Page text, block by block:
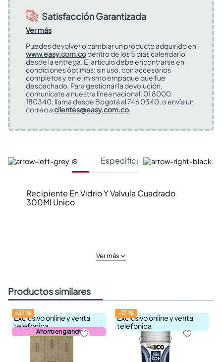
Satisfacción Garantizada
Ver más
Puedes devolver o cambiar un producto adquirido en
www.easy.com.codentro de los 5 días calendario
desde la entrega. El artículo debe encontrarse en
condiciones óptimas: sin uso, con accesorios
completos y en el mismo empaque que fue
despachado. Para gestionar la devolución,
comunícate a nuestra línea nacional: 01 8000
180340, llama desde Bogotá al 746 0340, o envía un
correo aclientes@easy.com.co.
Características Especificaciones Técnicas
Recipiente En Vidrio Y Valvula Cuadrado
300Ml Unico
Ver más
Productos similares
Exclusivo online y venta
telefónica
Ahorro en grande
-37%
Exclusivo online y venta
telefónica
-17%